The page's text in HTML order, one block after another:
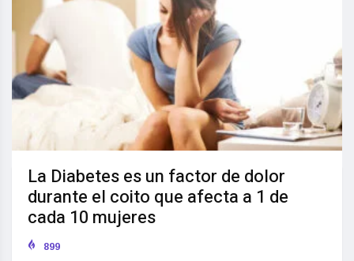
La Diabetes es un factor de dolor
durante el coito que afecta a 1 de
cada 10 mujeres
899